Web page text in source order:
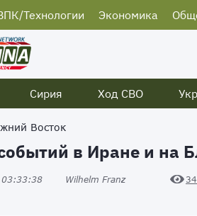
Технологии Экономика
Сирия Ход СВО
Восток
в Иране и на
03:33:38 Wilhelm Franz